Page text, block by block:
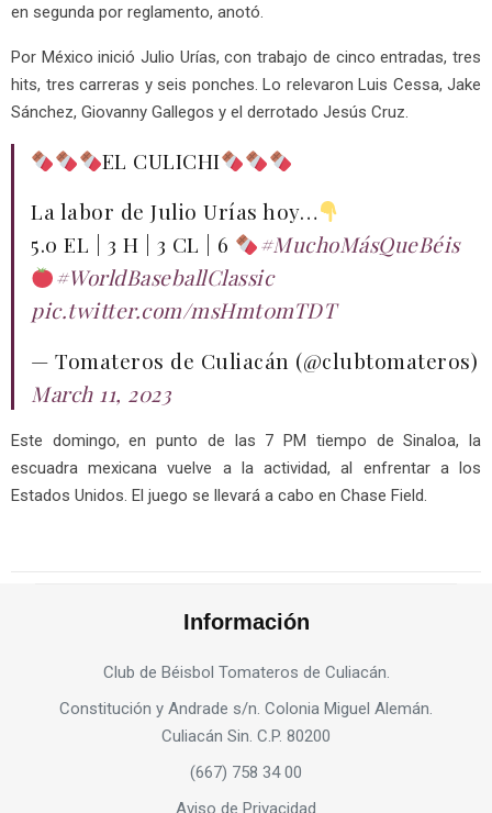
en segunda por reglamento, anotó.
Por México inició Julio Urías, con trabajo de cinco entradas, tres
hits, tres carreras y seis ponches. Lo relevaron Luis Cessa, Jake
Sánchez, Giovanny Gallegos y el derrotado Jesús Cruz.
EL CULICHI
La labor de Julio Urías hoy…
5.0 EL | 3 H | 3 CL | 6
#MuchoMásQueBéis
#WorldBaseballClassic
pic.twitter.com/msHmt0mTDT
— Tomateros de Culiacán (@clubtomateros)
March 11, 2023
Este domingo, en punto de las 7 PM tiempo de Sinaloa, la
escuadra mexicana vuelve a la actividad, al enfrentar a los
Estados Unidos. El juego se llevará a cabo en Chase Field.
Información
Club de Béisbol Tomateros de Culiacán.
Constitución y Andrade s/n. Colonia Miguel Alemán.
Culiacán Sin. C.P. 80200
(667) 758 34 00
Aviso de Privacidad